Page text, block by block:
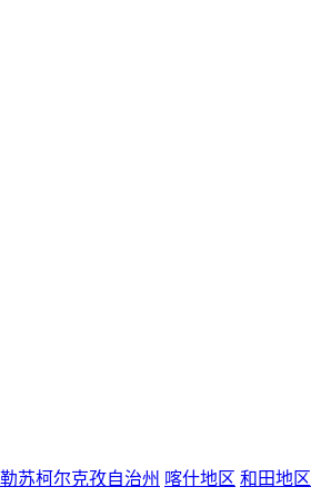
苏柯尔克孜自治州 喀什地区 和田地区